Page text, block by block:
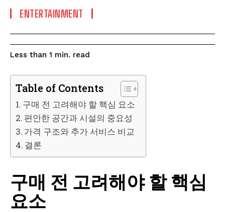
ENTERTAINMENT
Less than 1 min. read
Table of Contents
구매 전 고려해야 할 핵심 요소
편안한 공간과 시설의 중요성
가격 구조와 추가 서비스 비교
결론
구매 전 고려해야 할 핵심
요소